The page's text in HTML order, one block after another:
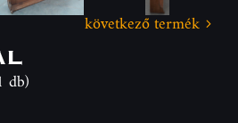
következő termék
db)